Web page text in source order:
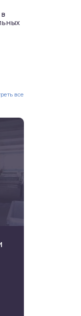
все